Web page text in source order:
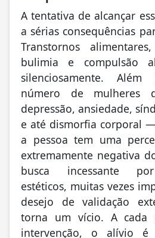
A tentativa de alcançar
a sérias consequências
Transtornos
bulimia e compulsão
silenciosamente.
número de mulheres
depressão, ansiedade,
e até dismorfia corporal
a pessoa tem uma
extremamente negativa
busca incessante
estéticos, muitas vezes
desejo de validação
torna um vício. A cada
intervenção, o alívio